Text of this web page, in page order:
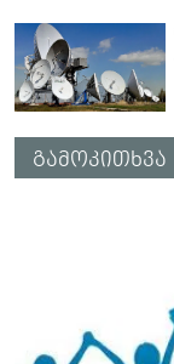
გამოკითხვა